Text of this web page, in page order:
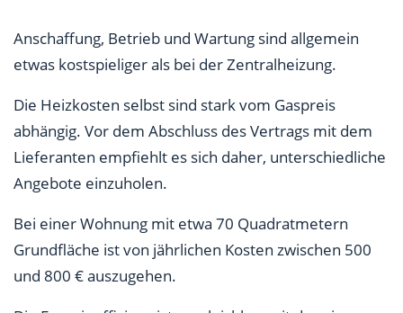
Anschaffung, Betrieb und Wartung sind allgemein
etwas kostspieliger als bei der Zentralheizung.
Die Heizkosten selbst sind stark vom Gaspreis
abhängig. Vor dem Abschluss des Vertrags mit dem
Lieferanten empfiehlt es sich daher, unterschiedliche
Angebote einzuholen.
Bei einer Wohnung mit etwa 70 Quadratmetern
Grundfläche ist von jährlichen Kosten zwischen 500
und 800 € auszugehen.